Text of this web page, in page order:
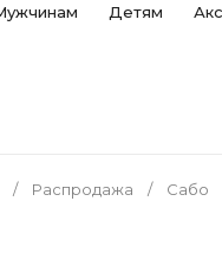
Детям
Распродажа Сабо